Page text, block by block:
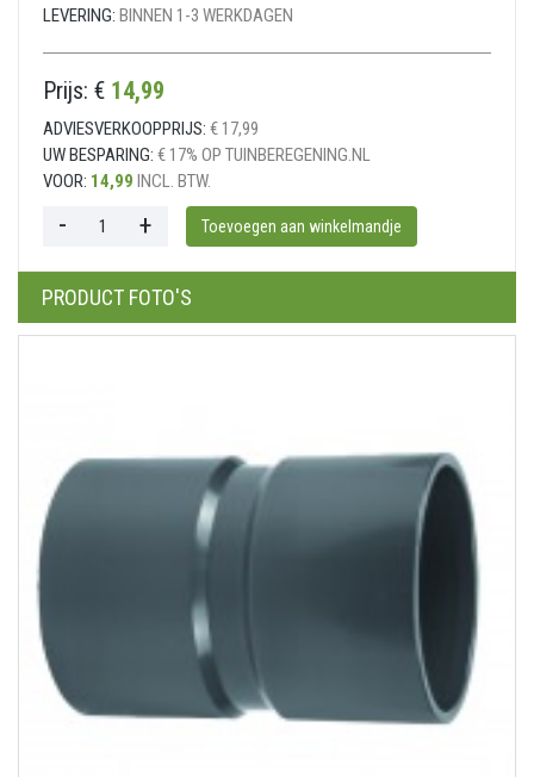
LEVERING: BINNEN 1-3 WERKDAGEN
Prijs: € 14,99
ADVIESVERKOOPPRIJS: € 17,99
UW BESPARING: € 17% OP TUINBEREGENING.NL
VOOR: 14,99 INCL. BTW.
PRODUCT FOTO'S